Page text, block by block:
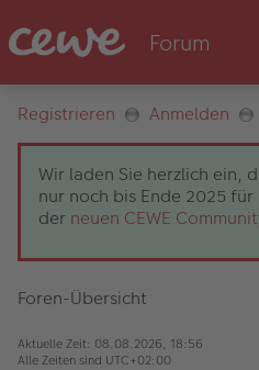
Registrieren Anmelden
Wir laden Sie herzlich ein,
nur noch bis Ende 2025
der neuen CEWE
Foren-Übersicht
Aktuelle Zeit: 08.08.2026, 18:56
Alle Zeiten sind UTC+02:00